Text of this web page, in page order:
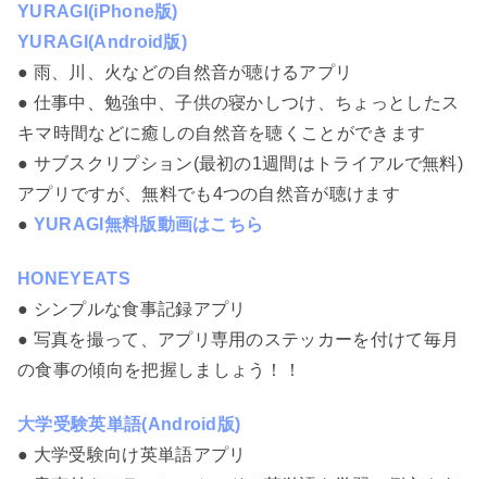
YURAGI(iPhone版)
YURAGI(Android版)
● 雨、川、火などの自然音が聴けるアプリ
● 仕事中、勉強中、子供の寝かしつけ、ちょっとしたス
キマ時間などに癒しの自然音を聴くことができます
● サブスクリプション(最初の1週間はトライアルで無料)
アプリですが、無料でも4つの自然音が聴けます
● YURAGI無料版動画はこちら
HONEYEATS
● シンプルな食事記録アプリ
● 写真を撮って、アプリ専用のステッカーを付けて毎月
の食事の傾向を把握しましょう！！
大学受験英単語(Android版)
● 大学受験向け英単語アプリ